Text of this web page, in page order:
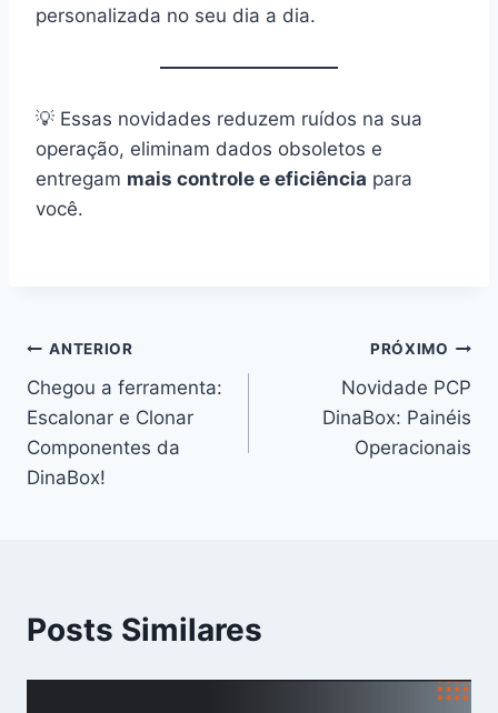
personalizada no seu dia a dia.
💡 Essas novidades reduzem ruídos na sua
operação, eliminam dados obsoletos e
entregam mais controle e eficiência para
você.
ANTERIOR
Chegou a ferramenta:
Escalonar e Clonar
Componentes da
DinaBox!
PRÓXIMO
Novidade PCP
DinaBox: Painéis
Operacionais
Posts Similares